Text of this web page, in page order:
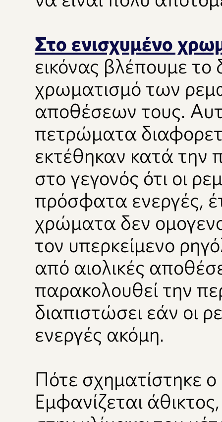
Στο ενισχυμένο
εικόνας βλέπουμε το
χρωματισμό των
αποθέσεων τους.
πετρώματα
εκτέθηκαν κατά την
στο γεγονός ότι οι
πρόσφατα ενεργές,
χρώματα δεν
τον υπερκείμενο
από αιολικές
παρακολουθεί την
διαπιστώσει εάν οι
ενεργές ακόμη.
Πότε σχηματίστηκε
Εμφανίζεται